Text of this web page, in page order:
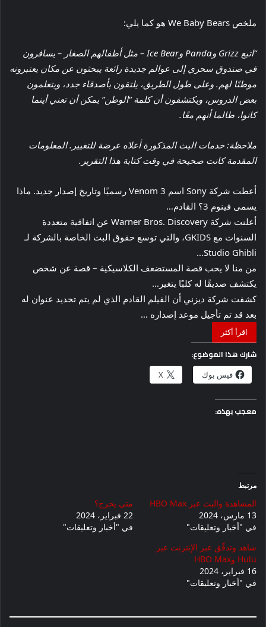
ملخص We Baby Bears هو كما يلي:
“اتبع Grizz وPanda وIce Bear – مثل أطفالهم الصغار – يسافرون
في صندوق سحري إلى عوالم جديدة رائعة يبحثون عن مكان يعتبرونه
موطنًا لهم. وعلى طول الطريق، يلتقون بأصدقاء جدد، ويتعلمون
بعض الدروس، ويكتشفون أن كلمة “الوطن” يمكن أن تعني أينما
كانوا، طالما أنهم معًا.
ملاحظة: خدمات البث المذكورة أعلاه عرضة للتغيير. المعلومات
المقدمة كانت صحيحة في وقت كتابة هذا التقرير.
أعطت شركة Sony اسم Venom 3 رسميًا وتاريخ إصدار جديد. ماذا
يسمى فينوم 3؟ القادم…
أعلنت شركة Warner Bros. Discovery عن اتفاقية متعددة
السنوات مع GKIDS، والتي توسع حقوق البث الخاصة بالشركة لـ
Studio Ghibli…
من منا لا يحب قصة المستضعف الكلاسيكية – قصة عن شخص
يكتشف صديقًا له كلبًا يتغير…
كشفت شركة ديزني أن الفيلم القادم الذي لم يتم تحديد عنوان له
بعد قد تم تأجيل موعد إصداره …
اقرأ أكثر
شارك هذا الموضوع:
فيس بوك X
معجب بهذه:
مرتبط
المشاهدة والبث عبر HBO Max
13 مارس، 2024
في "أخبار وتعليقات"
متى يخرج؟
22 فبراير، 2024
في "أخبار وتعليقات"
شاهد وتدفّق عبر الإنترنت عبر
Hulu وHBO Max
16 فبراير، 2024
في "أخبار وتعليقات"